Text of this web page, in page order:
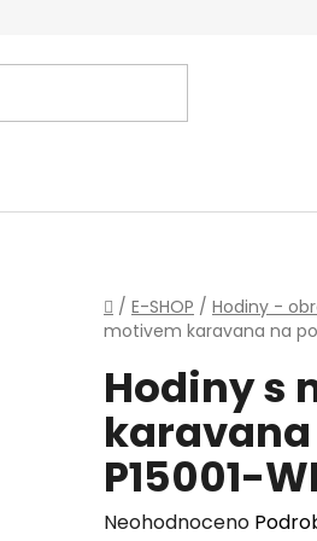
Domů
/ E-SHOP / Hodiny -
motivem karavana na
Hodiny s
P15001-
Průměrné
Neohodnoceno